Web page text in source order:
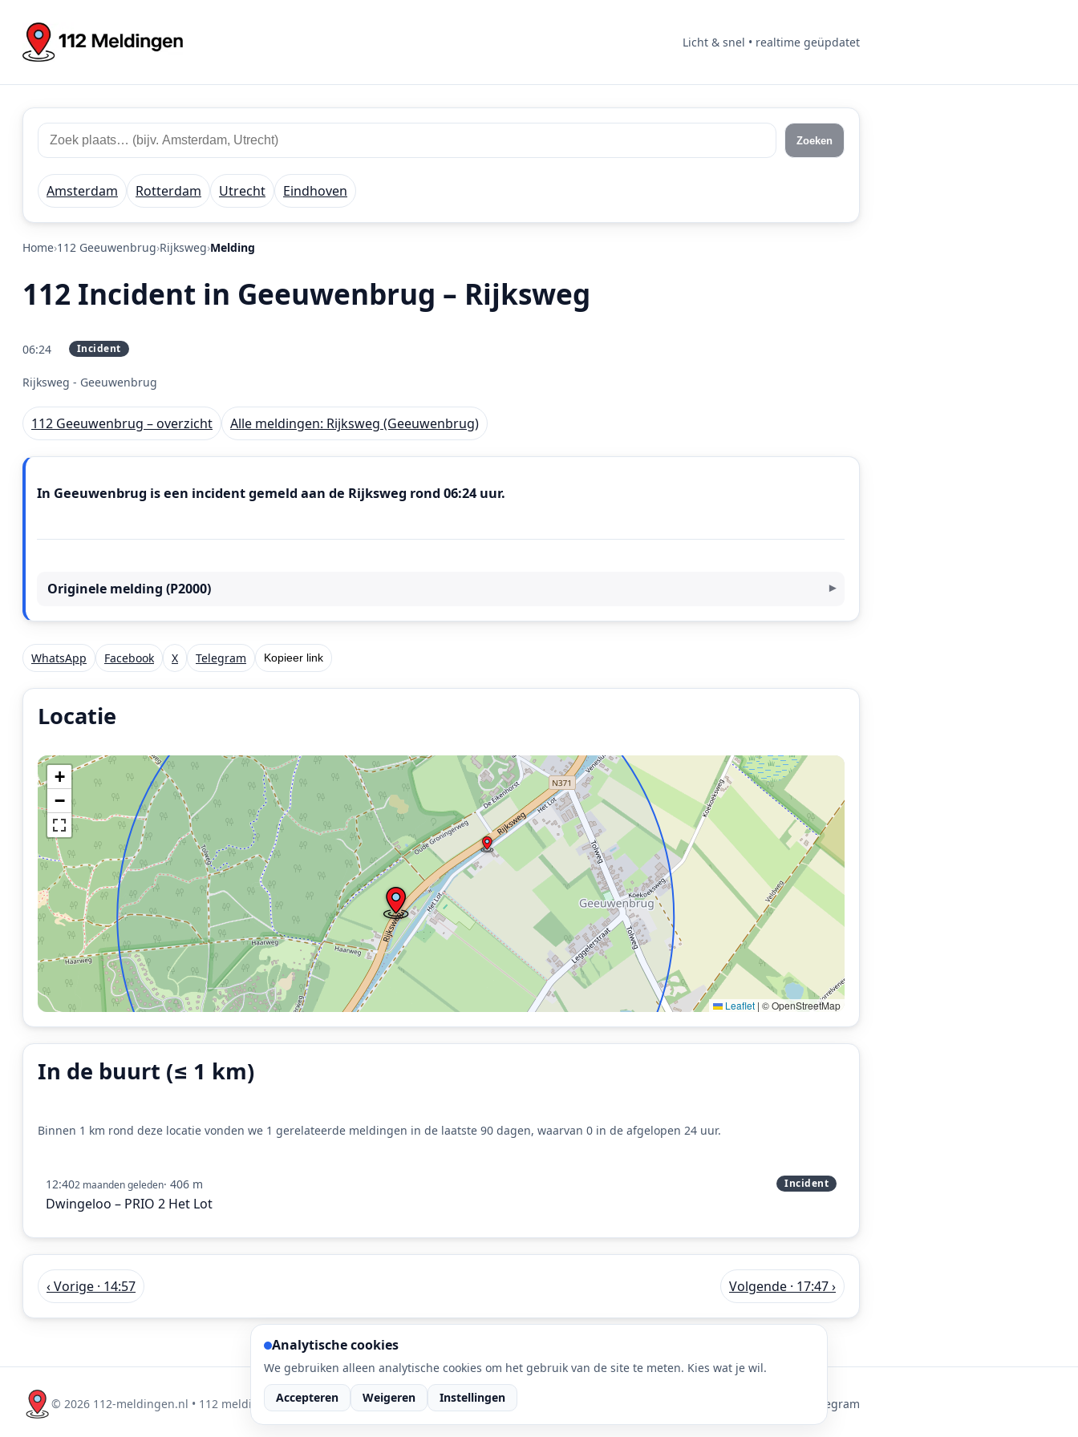
Licht & snel • realtime geüpdatet
Zoek 112 meldingen
Zoek plaats of regio Zoeken
Amsterdam Rotterdam Utrecht Eindhoven
Home 112 Geeuwenbrug Rijksweg Melding
112 Incident in Geeuwenbrug – Rijksweg
06:24 Incident
Rijksweg - Geeuwenbrug
112 Geeuwenbrug – overzicht Alle meldingen: Rijksweg (Geeuwenbrug)
Meldingstekst
In Geeuwenbrug is een incident gemeld aan de Rijksweg rond 06:24 uur.
Originele melding (P2000)
WhatsApp Facebook X Telegram Kopieer link
Locatie
+
−
Leaflet | © OpenStreetMap
Locatie van het incident: Rijksweg, Geeuwenbrug.
In de buurt (≤ 1 km)
Binnen 1 km rond deze locatie vonden we 1 gerelateerde meldingen in de laatste 90 dagen, waarvan 0 in de afgelopen 24 uur.
12:402 maanden geleden· 406 m Incident
Dwingeloo – PRIO 2 Het Lot
‹ Vorige · 14:57 Volgende · 17:47 ›
© 2026 112-meldingen.nl • 112 meldingen is onderdeel van DaLec. Telegram
Analytische cookies
We gebruiken alleen analytische cookies om het gebruik van de site te meten. Kies wat je wil.
Accepteren
Weigeren Instellingen